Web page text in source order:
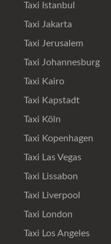
Taxi Istanbul
Taxi Jakarta
Taxi Jerusalem
Taxi Johannesburg
Taxi Kairo
Taxi Kapstadt
Taxi Köln
Taxi Kopenhagen
Taxi Las Vegas
Taxi Lissabon
Taxi Liverpool
Taxi London
Taxi Los Angeles